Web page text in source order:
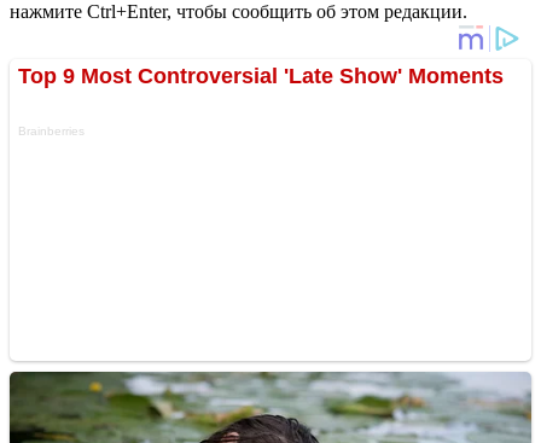
нажмите Ctrl+Enter, чтобы сообщить об этом редакции.